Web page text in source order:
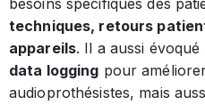
besoins spécifiques des
techniques, retours
appareils. Il a aussi évoqué
data logging pour
audioprothésistes, mais